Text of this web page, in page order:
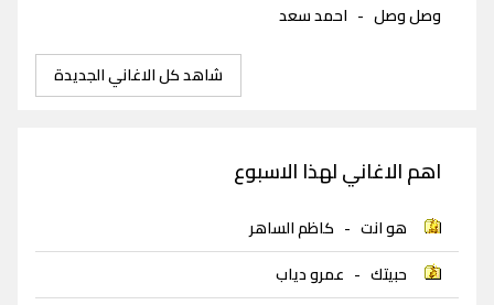
وصل وصل - احمد سعد
شاهد كل الاغاني الجديدة
اهم الاغاني لهذا الاسبوع
هو انت - كاظم الساهر
حبيتك - عمرو دياب